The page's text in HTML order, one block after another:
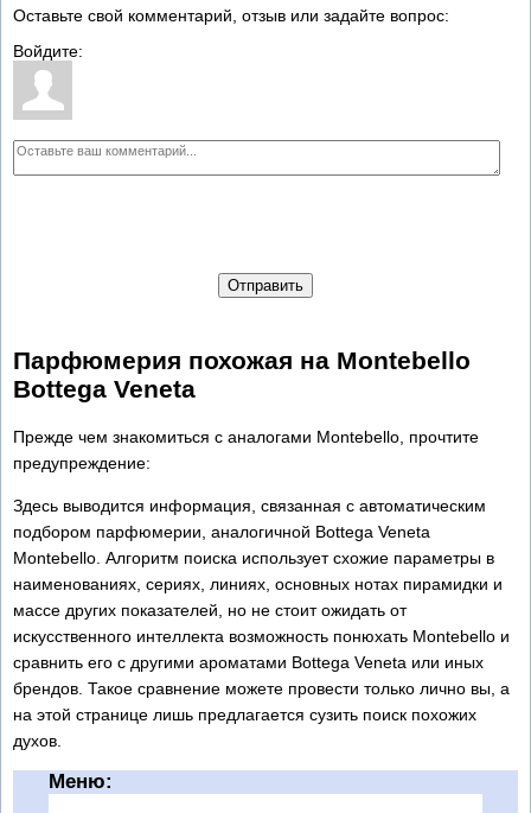
Оставьте свой комментарий, отзыв или задайте вопрос:
Войдите:
Отправить
Парфюмерия похожая на Montebello
Bottega Veneta
Прежде чем знакомиться с аналогами Montebello, прочтите
предупреждение:
Здесь выводится информация, связанная с автоматическим
подбором парфюмерии, аналогичной Bottega Veneta
Montebello. Алгоритм поиска использует схожие параметры в
наименованиях, сериях, линиях, основных нотах пирамидки и
массе других показателей, но не стоит ожидать от
искусственного интеллекта возможность понюхать Montebello и
сравнить его с другими ароматами Bottega Veneta или иных
брендов. Такое сравнение можете провести только лично вы, а
на этой странице лишь предлагается сузить поиск похожих
духов.
Меню: